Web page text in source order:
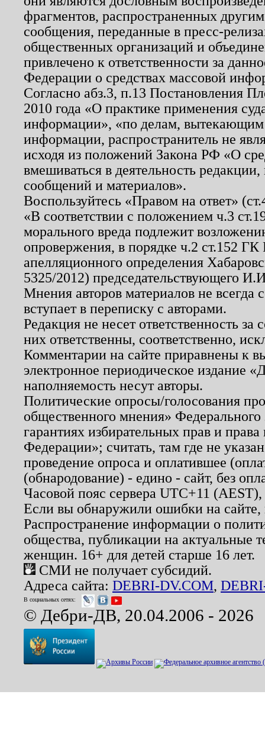
фрагментов, распространенных
сообщения, переданные в пресс-
общественных организаций и
привлечено к ответственности за
Федерации о средствах массовой
Согласно абз.3, п.13 Постановления
2010 года «О практике применения
информации», «по делам, вытекающим
информации, распространитель не
исходя из положений Закона РФ «О
вмешиваться в деятельность
сообщений и материалов».
Воспользуйтесь «Правом на ответ»
«В соответствии с положением ч.3
морального вреда подлежит
опровержения, в порядке ч.2 ст.152
апелляционного определения
5325/2012) председательствующего
Мнения авторов материалов не
вступает в переписку с авторами.
Редакция не несет ответственность
них ответственны, соответственно,
Комментарии на сайте приравнены к
электронное периодическое издание
наполняемость несут авторы.
Политические опросы/голосования
общественного мнения»
гарантиях избирательных прав и
Федерации»; считать, там где не
проведение опроса и оплатившее
(обнародование) - едино - сайт, без
Часовой пояс сервера UTC+11
Если вы обнаружили ошибки на
Распространение информации о
общества, публикации на актуальные
женщин. 16+ для детей старше 16 лет.
СМИ не получает субсидий.
Адреса сайта: DEBRI-DV.COM,
В социальных сетях:
© Дебри-ДВ, 20.04.2006 - 2026